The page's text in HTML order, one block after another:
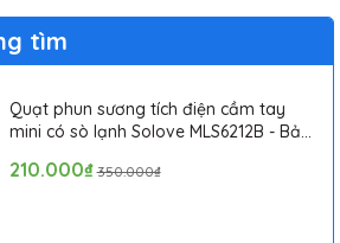
tìm
Quạt phun sương tích điện cầm tay
mini có sò lạnh Solove MLS6212B - Bảo
210.000₫ 350.000₫